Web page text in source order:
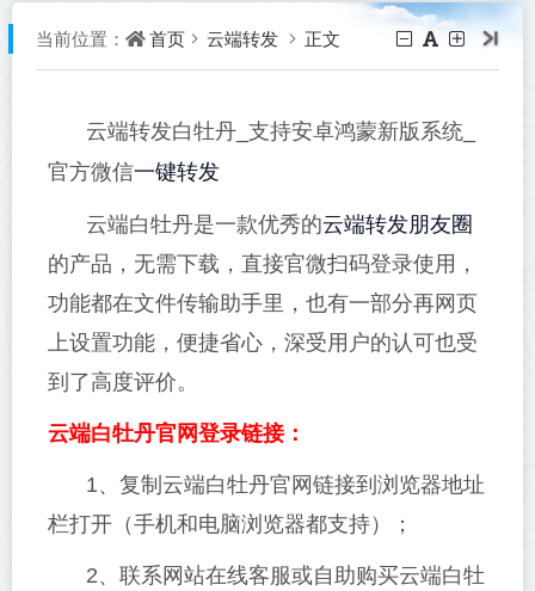
当前位置： 首页 云端转发 正文
云端转发白牡丹_支持安卓鸿蒙新版系统_
官方微信一键转发
云端白牡丹是一款优秀的云端转发朋友圈
的产品，无需下载，直接官微扫码登录使用，
功能都在文件传输助手里，也有一部分再网页
上设置功能，便捷省心，深受用户的认可也受
到了高度评价。
云端白牡丹官网登录链接：
1、复制云端白牡丹官网链接到浏览器地址
栏打开（手机和电脑浏览器都支持）；
2、联系网站在线客服或自助购买云端白牡